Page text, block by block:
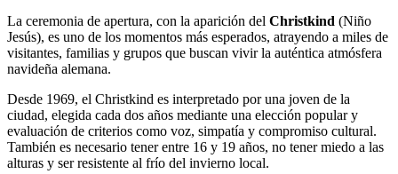
La ceremonia de apertura, con la aparición del Christkind (Niño
Jesús), es uno de los momentos más esperados, atrayendo a miles de
visitantes, familias y grupos que buscan vivir la auténtica atmósfera
navideña alemana.
Desde 1969, el Christkind es interpretado por una joven de la
ciudad, elegida cada dos años mediante una elección popular y
evaluación de criterios como voz, simpatía y compromiso cultural.
También es necesario tener entre 16 y 19 años, no tener miedo a las
alturas y ser resistente al frío del invierno local.